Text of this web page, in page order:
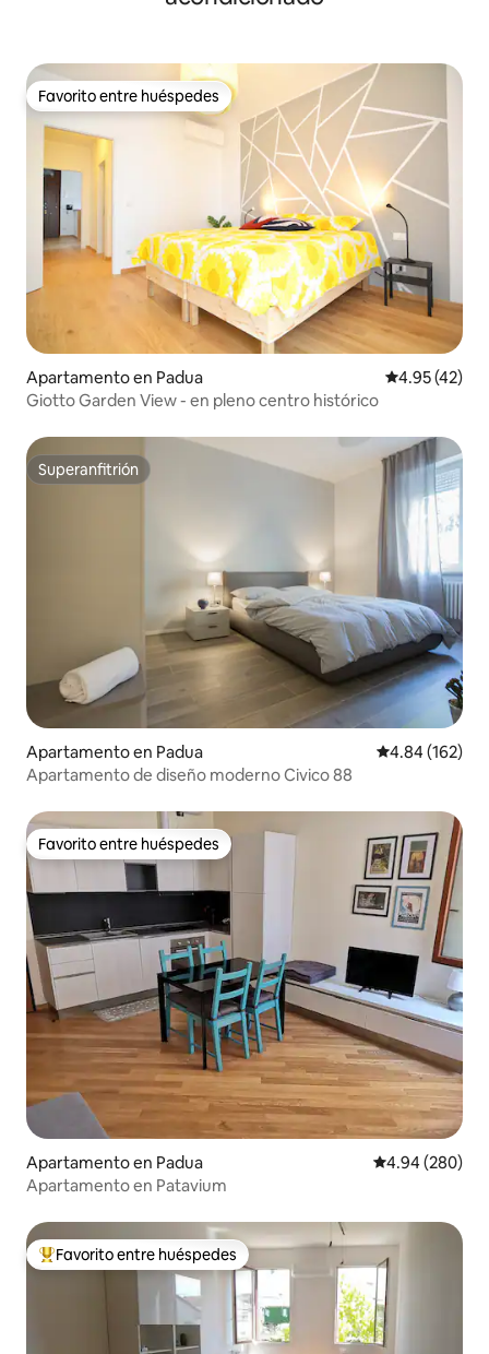
Favorito entre huéspedes
Favorito entre huéspedes
Apartamento en Padua Calificación
4.95 (42)
Giotto Garden View - en pleno centro histórico
Superanfitrión
Superanfitrión
Apartamento en Padua Calificación
4.84 (162)
Apartamento de diseño moderno Civico 88
Favorito entre huéspedes
Favorito entre huéspedes
Apartamento en Padua Calificación
4.94 (280)
Apartamento en Patavium
Favorito entre huéspedes preferido
Favorito entre huéspedes